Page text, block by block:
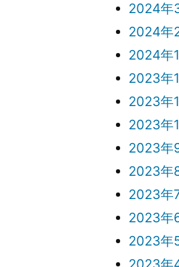
2024年
2024年
2024年
2023年
2023年
2023年
2023年
2023年
2023年
2023年
2023年
2023年